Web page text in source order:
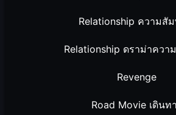
Relationship ความสั
Relationship ดราม่าควา
Revenge
Road Movie เดินท